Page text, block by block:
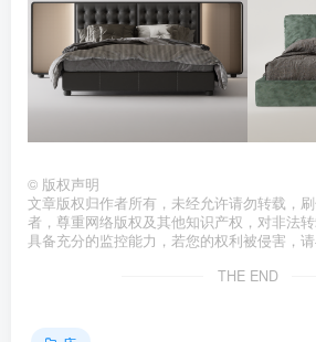
© 版权声明
文章版权归作者所有，未经允许请勿转载，
者，尊重网络版权及其他知识产权，对非法
具备充分的监控能力，若您的权利被侵害，请
THE END